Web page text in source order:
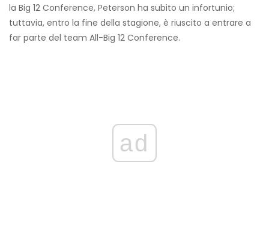
la Big 12 Conference, Peterson ha subito un infortunio;
tuttavia, entro la fine della stagione, è riuscito a entrare a
far parte del team All-Big 12 Conference.
ad